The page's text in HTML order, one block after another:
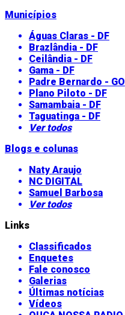
Municípios
Águas Claras - DF
Brazlândia - DF
Ceilândia - DF
Gama - DF
Padre Bernardo - GO
Plano Piloto - DF
Samambaia - DF
Taguatinga - DF
Ver todos
Blogs e colunas
Naty Araujo
NC DIGITAL
Samuel Barbosa
Ver todos
Links
Classificados
Enquetes
Fale conosco
Galerias
Últimas notícias
Vídeos